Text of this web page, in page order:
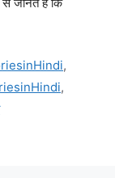
,
,